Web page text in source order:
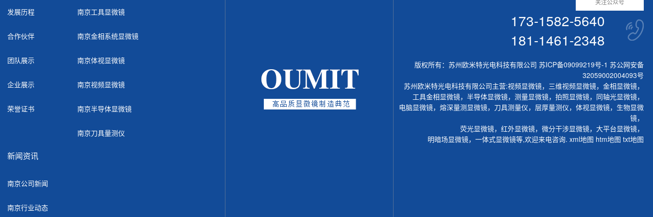
发展历程
合作伙伴
团队展示
企业展示
荣誉证书
南京工具显微镜
南京金相系统显微镜
南京体视显微镜
南京视频显微镜
南京半导体显微镜
南京刀具量测仪
新闻资讯
南京公司新闻
南京行业动态
关注公众号
173-1582-5640
181-1461-2348
版权所有：苏州欧米特光电科技有限公司 苏ICP备09099219号-1 苏公网安备
32059002004093号
苏州欧米特光电科技有限公司主营:视频显微镜， 三维视频显微镜， 金相显微镜，
工具金相显微镜， 半导体显微镜， 测量显微镜， 拍照显微镜， 同轴光显微镜，
电脑显微镜， 熔深量测显微镜， 刀具测量仪， 层厚量测仪， 体视显微镜， 生物显微
镜，
荧光显微镜， 红外显微镜， 微分干涉显微镜， 大平台显微镜，
明暗场显微镜， 一体式显微镜等,欢迎来电咨询. xml地图 htm地图 txt地图